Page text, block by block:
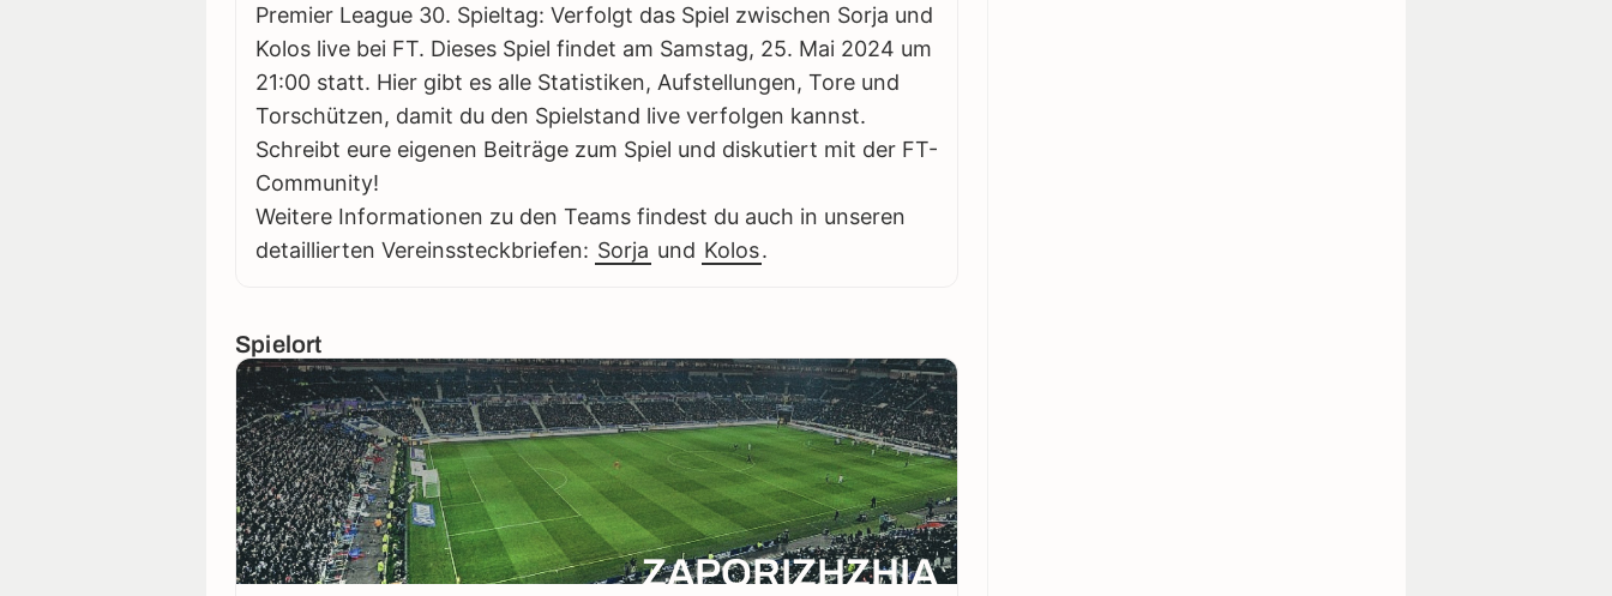
Premier League 30. Spieltag: Verfolgt das Spiel zwischen Sorja und
Kolos live bei FT. Dieses Spiel findet am Samstag, 25. Mai 2024 um
21:00 statt. Hier gibt es alle Statistiken, Aufstellungen, Tore und
Torschützen, damit du den Spielstand live verfolgen kannst.
Schreibt eure eigenen Beiträge zum Spiel und diskutiert mit der FT-
Community!
Weitere Informationen zu den Teams findest du auch in unseren
detaillierten Vereinssteckbriefen: Sorja und Kolos.
Spielort
ZAPORIZHZHIA